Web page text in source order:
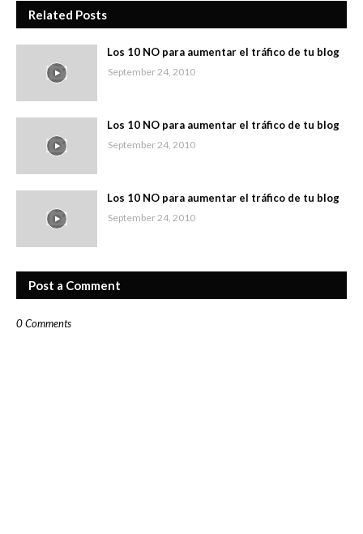
Related Posts
Los 10 NO para aumentar el tráfico de tu blog
September 24, 2010
Los 10 NO para aumentar el tráfico de tu blog
September 24, 2010
Los 10 NO para aumentar el tráfico de tu blog
September 24, 2010
Post a Comment
0 Comments